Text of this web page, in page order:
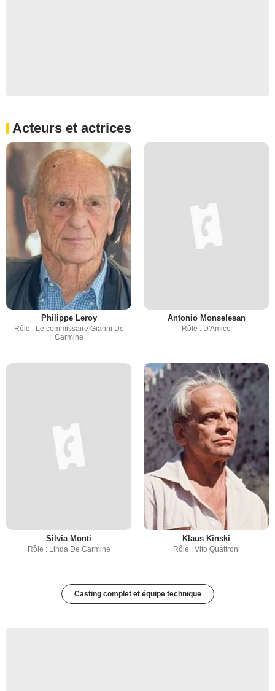
Acteurs et actrices
Philippe Leroy
Rôle : Le commissaire Gianni De
Carmine
Antonio Monselesan
Rôle : D'Amico
Silvia Monti
Rôle : Linda De Carmine
Klaus Kinski
Rôle : Vito Quattroni
Casting complet et équipe technique